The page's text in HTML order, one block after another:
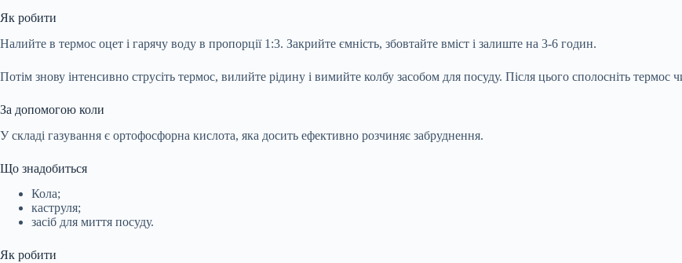
Як робити
Налийте в термос оцет і гарячу воду в пропорції 1:3. Закрийте ємність, збовтайте вміст і залиште на 3-6 годин.
Потім знову інтенсивно струсіть термос, вилийте рідину і вимийте колбу засобом для посуду. Після цього сполосніть термос
За допомогою коли
У складі газування є ортофосфорна кислота, яка досить ефективно розчиняє забруднення.
Що знадобиться
Кола;
каструля;
засіб для миття посуду.
Як робити